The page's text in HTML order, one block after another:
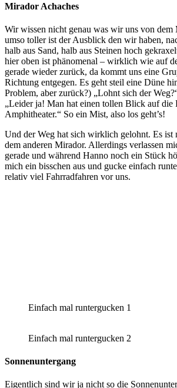
Mirador Achaches
Wir wissen nicht genau was wir uns von dem
umso toller ist der Ausblick den wir haben,
halb aus Sand, halb aus Steinen hoch
hier oben ist phänomenal – wirklich wie auf
gerade wieder zurück, da kommt uns eine
Richtung entgegen. Es geht steil eine Düne
Problem, aber zurück?) „Lohnt sich der
„Leider ja! Man hat einen tollen Blick auf die
Amphitheater.“ So ein Mist, also los geht’s!
Und der Weg hat sich wirklich gelohnt. Es ist
dem anderen Mirador. Allerdings verlassen
gerade und während Hanno noch ein Stück
mich ein bisschen aus und gucke einfach
relativ viel Fahrradfahren vor uns.
Einfach mal runtergucken 1
Einfach mal runtergucken 2
Sonnenuntergang
Eigentlich sind wir ja nicht so die